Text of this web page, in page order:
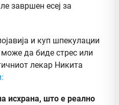
завршен есеј за
и куп шпекулации
да биде стрес или
лекар Никита
исхрана, што е реално